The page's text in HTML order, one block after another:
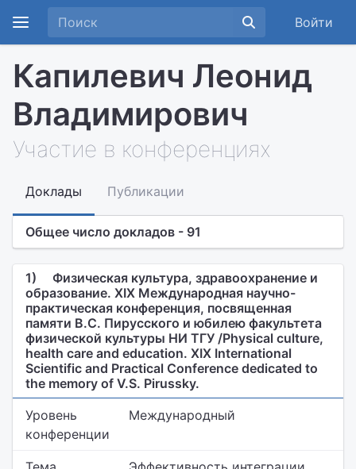
Войти
Капилевич Леонид
Владимирович
Участие в конференциях
Доклады Публикации
Общее число докладов - 91
1)
Физическая культура, здравоохранение и
образование. XIX Международная научно-
практическая конференция, посвященная
памяти В.С. Пирусского и юбилею факультета
физической культуры НИ ТГУ /Physical culture,
health care and education. XIX International
Scientific and Practical Conference dedicated to
the memory of V.S. Pirussky.
Уровень
конференции
Международный